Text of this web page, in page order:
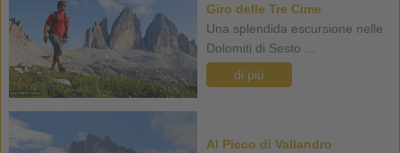
Giro delle Tre Cime
Una splendida escursione nelle
Dolomiti di Sesto ...
di più
Al Picco di Vallandro